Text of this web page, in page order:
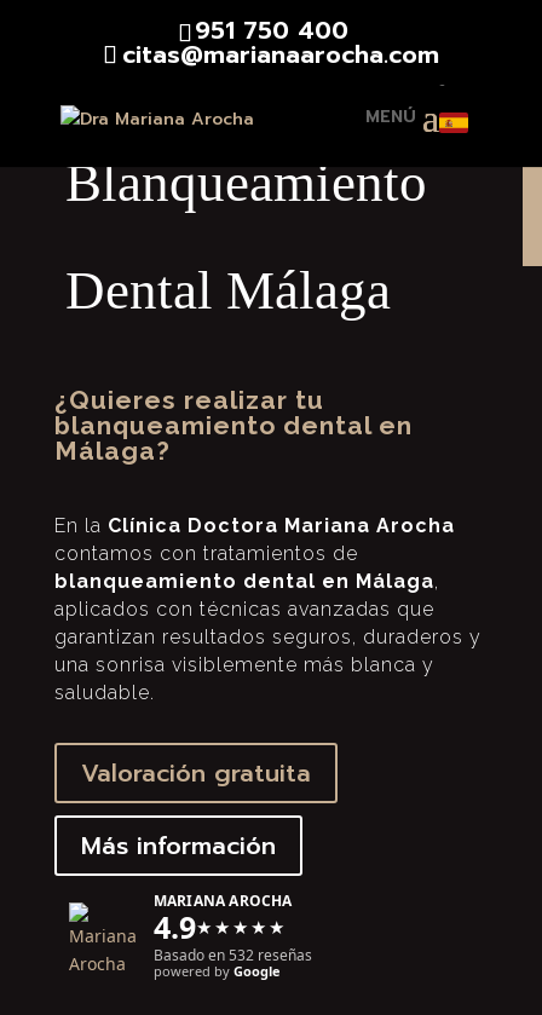
951 750 400
citas@marianaarocha.com
Blanqueamiento
Dental Málaga
¿Quieres realizar tu
blanqueamiento dental en
Málaga?
En la Clínica Doctora Mariana Arocha
contamos con tratamientos de
blanqueamiento dental en Málaga,
aplicados con técnicas avanzadas que
garantizan resultados seguros, duraderos y
una sonrisa visiblemente más blanca y
saludable.
Valoración gratuita
Más información
MARIANA AROCHA
4.9★★★★★
Basado en 532 reseñas
powered by Google